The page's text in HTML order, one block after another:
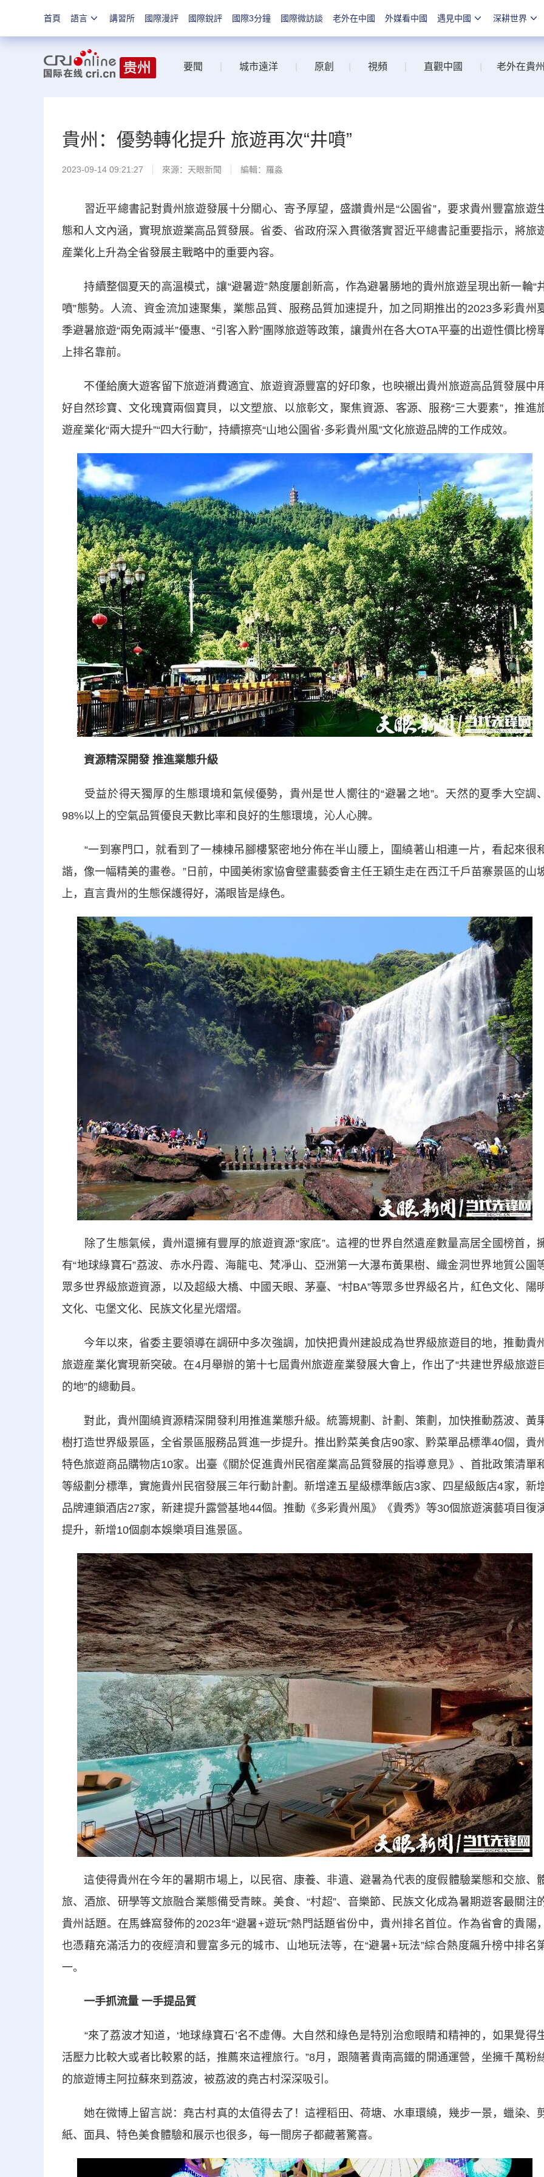
首頁 語言 講習所 國際漫評 國際銳評 國際3分鐘 國際微訪談 老外在中國 外媒看中國 遇見中國 深耕世界
要聞 城市遠洋 原創 視頻 直觀中國 老外在貴
貴州：優勢轉化提升 旅遊再次“井噴”
2023-09-14 09:21:27 來源： 天眼新聞 編輯：羅淼
習近平總書記對貴州旅遊發展十分關心、寄予厚望，盛讚貴州是“公園省”，要求貴州豐富旅遊
態和人文內涵，實現旅遊業高品質發展。省委、省政府深入貫徹落實習近平總書記重要指示，將旅
産業化上升為全省發展主戰略中的重要內容。
持續整個夏天的高溫模式，讓“避暑遊”熱度屢創新高，作為避暑勝地的貴州旅遊呈現出新一輪“
噴”態勢。人流、資金流加速聚集，業態品質、服務品質加速提升，加之同期推出的2023多彩貴州
季避暑旅遊“兩免兩減半”優惠、“引客入黔”團隊旅遊等政策，讓貴州在各大OTA平臺的出遊性價比榜
上排名靠前。
不僅給廣大遊客留下旅遊消費適宜、旅遊資源豐富的好印象，也映襯出貴州旅遊高品質發展中
好自然珍寶、文化瑰寶兩個寶貝，以文塑旅、以旅彰文，聚焦資源、客源、服務“三大要素”，推進
遊産業化“兩大提升”“四大行動”，持續擦亮“山地公園省·多彩貴州風”文化旅遊品牌的工作成效。
資源精深開發 推進業態升級
受益於得天獨厚的生態環境和氣候優勢，貴州是世人嚮往的“避暑之地”。天然的夏季大空調
98%以上的空氣品質優良天數比率和良好的生態環境，沁人心脾。
“一到寨門口，就看到了一棟棟吊腳樓緊密地分佈在半山腰上，圍繞著山相連一片，看起來很
諧，像一幅精美的畫卷。”日前，中國美術家協會壁畫藝委會主任王穎生走在西江千戶苗寨景區的山
上，直言貴州的生態保護得好，滿眼皆是綠色。
除了生態氣候，貴州還擁有豐厚的旅遊資源“家底”。這裡的世界自然遺産數量高居全國榜首，
有“地球綠寶石”荔波、赤水丹霞、海龍屯、梵凈山、亞洲第一大瀑布黃果樹、織金洞世界地質公園
眾多世界級旅遊資源，以及超級大橋、中國天眼、茅臺、“村BA”等眾多世界級名片，紅色文化、陽
文化、屯堡文化、民族文化星光熠熠。
今年以來，省委主要領導在調研中多次強調，加快把貴州建設成為世界級旅遊目的地，推動貴
旅遊産業化實現新突破。在4月舉辦的第十七屆貴州旅遊産業發展大會上，作出了“共建世界級旅遊
的地”的總動員。
對此，貴州圍繞資源精深開發利用推進業態升級。統籌規劃、計劃、策劃，加快推動荔波、黃
樹打造世界級景區，全省景區服務品質進一步提升。推出黔菜美食店90家、黔菜單品標準40個，貴
特色旅遊商品購物店10家。出臺《關於促進貴州民宿産業高品質發展的指導意見》、首批政策清單
等級劃分標準，實施貴州民宿發展三年行動計劃。新增達五星級標準飯店3家、四星級飯店4家，新
品牌連鎖酒店27家，新建提升露營基地44個。推動《多彩貴州風》《貴秀》等30個旅遊演藝項目復
提升，新增10個劇本娛樂項目進景區。
這使得貴州在今年的暑期市場上，以民宿、康養、非遺、避暑為代表的度假體驗業態和交旅、
旅、酒旅、研學等文旅融合業態備受青睞。美食、“村超”、音樂節、民族文化成為暑期遊客最關注
貴州話題。在馬蜂窩發佈的2023年“避暑+遊玩”熱門話題省份中，貴州排名首位。作為省會的貴陽
也憑藉充滿活力的夜經濟和豐富多元的城市、山地玩法等，在“避暑+玩法”綜合熱度飆升榜中排名
一。
一手抓流量 一手提品質
“來了荔波才知道，‘地球綠寶石’名不虛傳。大自然和綠色是特別治愈眼睛和精神的，如果覺得
活壓力比較大或者比較累的話，推薦來這裡旅行。”8月，跟隨著貴南高鐵的開通運營，坐擁千萬粉
的旅遊博主阿拉蘇來到荔波，被荔波的堯古村深深吸引。
她在微博上留言説：堯古村真的太值得去了！這裡稻田、荷塘、水車環繞，幾步一景，蠟染、
紙、面具、特色美食體驗和展示也很多，每一間房子都藏著驚喜。